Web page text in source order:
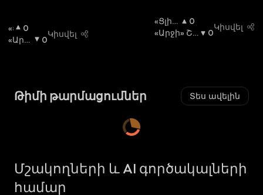
«Ց
Լ
0
«Արջ
0
Կիսվել
«Ցլի»
Շուկ
0
«Արջի» Շո
0
Կիսվել
Թիմի թարմացումներ Տես ավելին
Մշակողների և AI գործակալների
համար